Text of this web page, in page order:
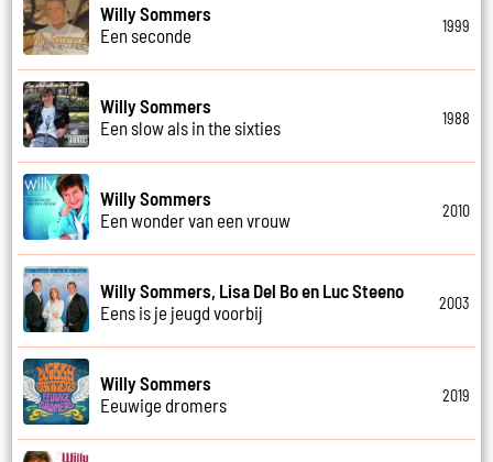
Willy Sommers
Een seconde
1999
Willy Sommers
Een slow als in the sixties
1988
Willy Sommers
Een wonder van een vrouw
2010
Willy Sommers, Lisa Del Bo en Luc Steeno
Eens is je jeugd voorbij
2003
Willy Sommers
Eeuwige dromers
2019